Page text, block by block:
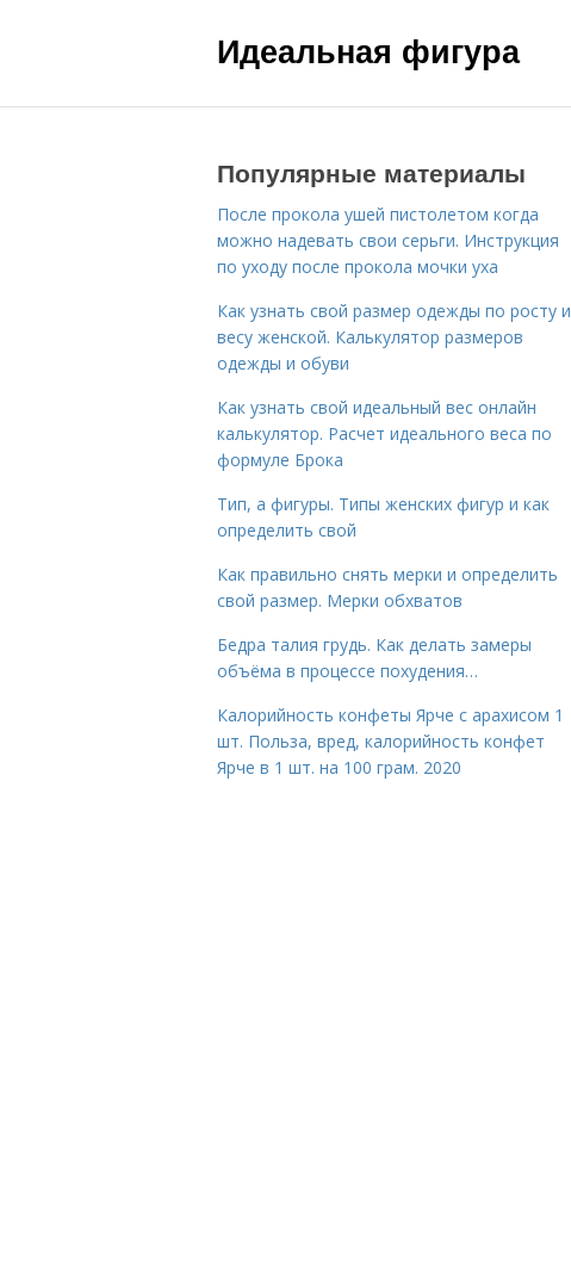
Идеальная фигура
Популярные материалы
После прокола ушей пистолетом когда
можно надевать свои серьги. Инструкция
по уходу после прокола мочки уха
Как узнать свой размер одежды по росту и
весу женской. Калькулятор размеров
одежды и обуви
Как узнать свой идеальный вес онлайн
калькулятор. Расчет идеального веса по
формуле Брока
Тип, а фигуры. Типы женских фигур и как
определить свой
Как правильно снять мерки и определить
свой размер. Мерки обхватов
Бедра талия грудь. Как делать замеры
объёма в процессе похудения…
Калорийность конфеты Ярче с арахисом 1
шт. Польза, вред, калорийность конфет
Ярче в 1 шт. на 100 грам. 2020